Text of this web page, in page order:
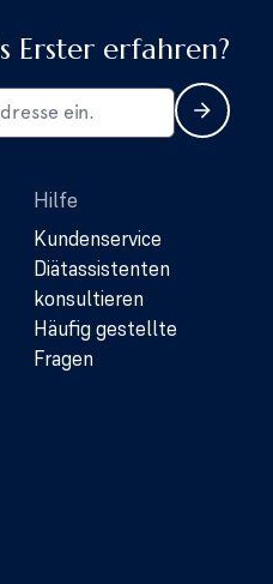
Erster erfahren?
Hilfe
Kundenservice
Diätassistenten
konsultieren
Häufig gestellte
Fragen